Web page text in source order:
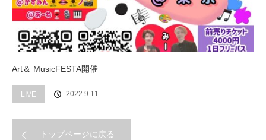
Art＆ MusicFESTA開催
LIVE 2022.9.11
トップページに戻る